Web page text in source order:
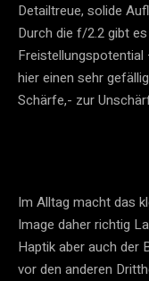
Detailtreue, solide
Durch die f/2.2 gibt
hier einen sehr
Schärfe,- zur
Im Alltag macht das
Image daher richtig
Haptik aber auch der
vor den anderen